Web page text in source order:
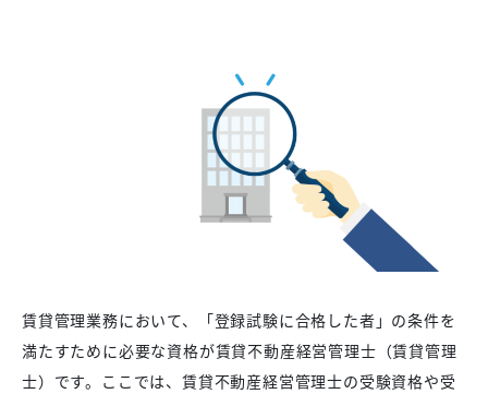
賃貸管理業務において、「登録試験に合格した者」の条件を
満たすために必要な資格が賃貸不動産経営管理士（賃貸管理
士）です。ここでは、賃貸不動産経営管理士の受験資格や受